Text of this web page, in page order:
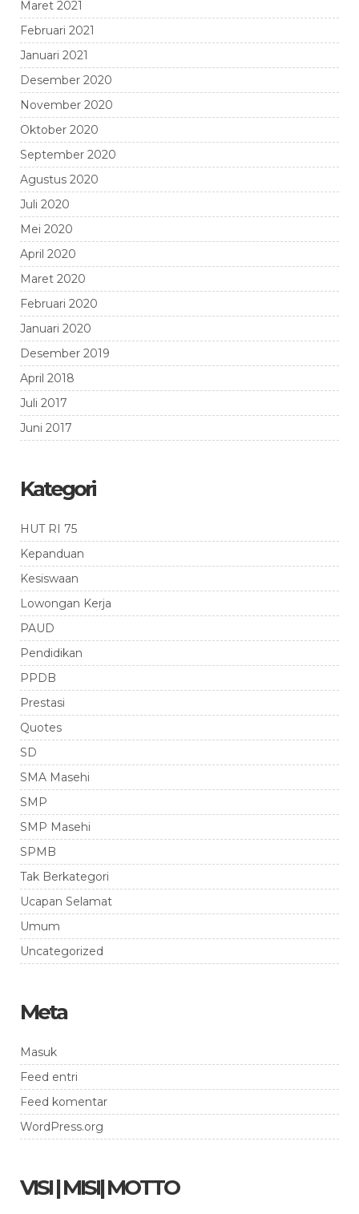
Maret 2021
Februari 2021
Januari 2021
Desember 2020
November 2020
Oktober 2020
September 2020
Agustus 2020
Juli 2020
Mei 2020
April 2020
Maret 2020
Februari 2020
Januari 2020
Desember 2019
April 2018
Juli 2017
Juni 2017
Kategori
HUT RI 75
Kepanduan
Kesiswaan
Lowongan Kerja
PAUD
Pendidikan
PPDB
Prestasi
Quotes
SD
SMA Masehi
SMP
SMP Masehi
SPMB
Tak Berkategori
Ucapan Selamat
Umum
Uncategorized
Meta
Masuk
Feed entri
Feed komentar
WordPress.org
VISI | MISI| MOTTO